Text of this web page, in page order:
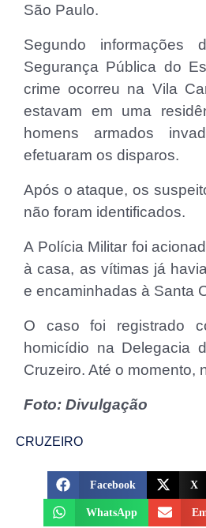
São Paulo.
Segundo informações
Segurança Pública do
crime ocorreu na Vila
estavam em uma
homens armados
efetuaram os disparos.
Após o ataque, os
não foram identificados.
A Polícia Militar foi
à casa, as vítimas já
e encaminhadas à Santa
O caso foi registrado
homicídio na Delegacia
Cruzeiro. Até o momento,
Foto: Divulgação
CRUZEIRO
Facebook X
WhatsApp